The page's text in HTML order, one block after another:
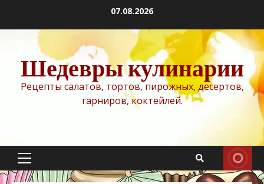
содержимому
07.08.2026
Шедевры кулинарии
Рецепты салатов, тортов, пирожных, десертов,
гарниров, коктейлей.
Основное
меню